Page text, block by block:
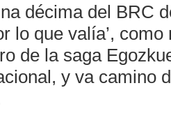
décima del BRC
lo que valía’,
de la saga
y va camino